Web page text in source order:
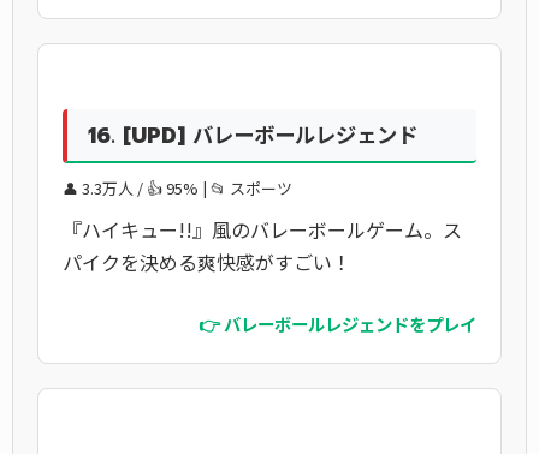
16. [UPD] バレーボールレジェンド
👤 3.3万人 / 👍 95% | 📂 スポーツ
『ハイキュー!!』風のバレーボールゲーム。ス
パイクを決める爽快感がすごい！
👉 バレーボールレジェンドをプレイ